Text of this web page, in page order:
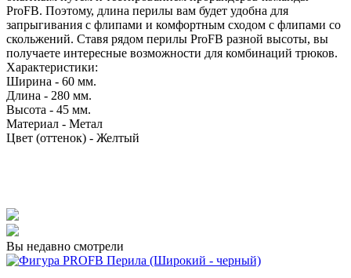
ProFB. Поэтому, длина перилы вам будет удобна для
запрыгивания с флипами и комфортным сходом с флипами со
скольжений. Ставя рядом перилы ProFB разной высоты, вы
получаете интересные возможности для комбинаций трюков.
Характеристики:
Ширина - 60 мм.
Длина - 280 мм.
Высота - 45 мм.
Материал - Метал
Цвет (оттенок) - Желтый
Вы недавно смотрели